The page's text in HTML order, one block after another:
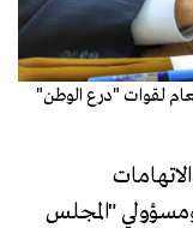
لقوات "درع الوطن"
"المجلس